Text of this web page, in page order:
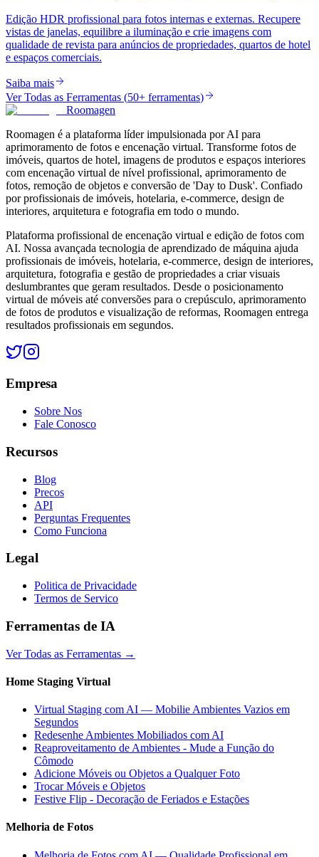
Edição HDR profissional para fotos internas e externas. Recupere
vistas de janelas, equilibre a iluminação e crie imagens com
qualidade de revista para anúncios de propriedades, quartos de hotel
e espaços comerciais.
Saiba mais
Ver Todas as Ferramentas (50+ ferramentas)
Roomagen
Roomagen é a plataforma líder impulsionada por AI para
aprimoramento de fotos e encenação virtual. Transforme fotos de
imóveis, quartos de hotel, imagens de produtos e espaços interiores
com encenação virtual de nível profissional, aprimoramento de
fotos, remoção de objetos e conversão de 'Day to Dusk'. Confiado
por profissionais de imóveis, hotelaria, e-commerce, design de
interiores, arquitetura e fotografia em todo o mundo.
Plataforma profissional de encenação virtual e edição de fotos com
AI. Nossa avançada tecnologia de aprendizado de máquina ajuda
profissionais de imóveis, hotelaria, e-commerce, design de interiores,
arquitetura, fotografia e gestão de propriedades a criar visuais
deslumbrantes que geram resultados. Desde o posicionamento
virtual de móveis até conversões para o crepúsculo, aprimoramento
de fotos de produtos e visualização de reformas, Roomagen entrega
resultados profissionais em segundos.
Empresa
Sobre Nos
Fale Conosco
Recursos
Blog
Precos
API
Perguntas Frequentes
Como Funciona
Legal
Politica de Privacidade
Termos de Servico
Ferramentas de IA
Ver Todas as Ferramentas →
Home Staging Virtual
Virtual Staging com AI — Mobilie Ambientes Vazios em
Segundos
Redesenhe Ambientes Mobiliados com AI
Reaproveitamento de Ambientes - Mude a Função do
Cômodo
Adicione Móveis ou Objetos a Qualquer Foto
Trocar Móveis e Objetos
Festive Flip - Decoração de Feriados e Estações
Melhoria de Fotos